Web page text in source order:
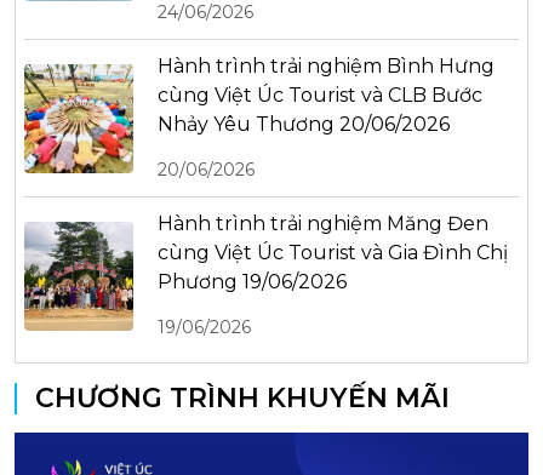
24/06/2026
Hành trình trải nghiệm Bình Hưng
cùng Việt Úc Tourist và CLB Bước
Nhảy Yêu Thương 20/06/2026
20/06/2026
Hành trình trải nghiệm Măng Đen
cùng Việt Úc Tourist và Gia Đình Chị
Phương 19/06/2026
19/06/2026
CHƯƠNG TRÌNH KHUYẾN MÃI